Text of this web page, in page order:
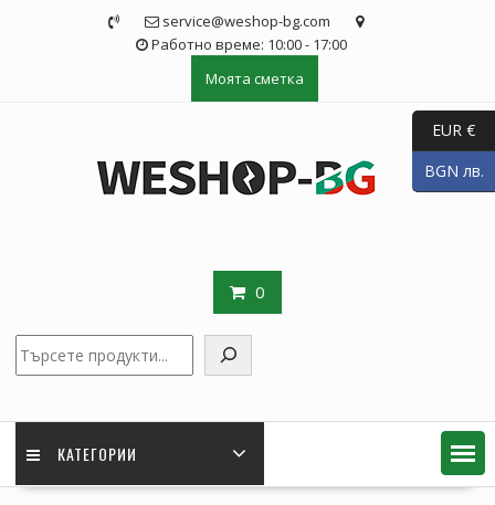
service@weshop-bg.com
Работно време: 10:00 - 17:00
Моята сметка
0
КАТЕГОРИИ
EUR €
BGN лв.